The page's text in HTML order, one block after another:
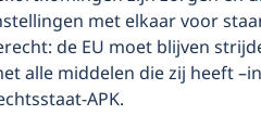
met elkaar voor
de EU moet blijven
alle middelen die zij heeft
APK.